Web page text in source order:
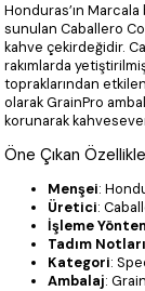
Honduras’ın
sunulan Caballero
kahve çekirdeğidir.
rakımlarda
topraklarından
olarak GrainPro
korunarak
Öne Çıkan
Menşei:
Üretici:
İşleme
Tadım Notları
Kategori:
Ambalaj: